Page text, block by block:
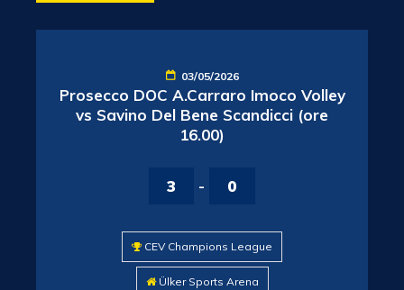
03/05/2026
Prosecco DOC A.Carraro Imoco Volley
vs Savino Del Bene Scandicci (ore
16.00)
3 - 0
CEV Champions League
Ülker Sports Arena